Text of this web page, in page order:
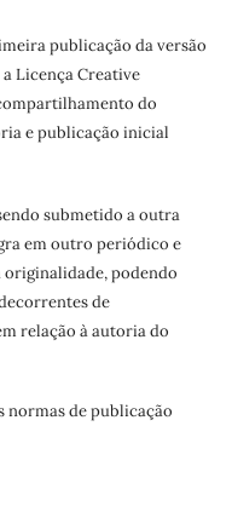
publicação da versão
Licença Creative
do
e publicação inicial
submetido a outra
em outro periódico e
podendo
de
relação à autoria do
normas de publicação